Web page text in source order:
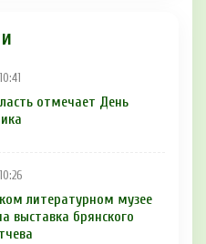
отмечает День
литературном музее
выставка брянского